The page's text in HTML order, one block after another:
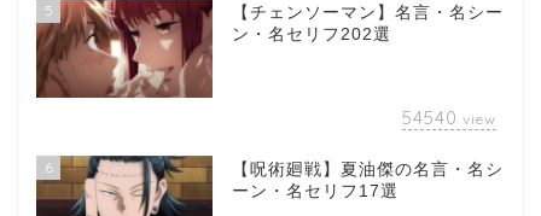
5
【チェンソーマン】名言・名シー
ン・名セリフ202選
54540 view
6
【呪術廻戦】夏油傑の名言・名シ
ーン・名セリフ17選